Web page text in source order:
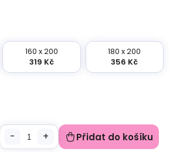
160 x 200
319 Kč
180 x 200
356 Kč
Přidat do košíku